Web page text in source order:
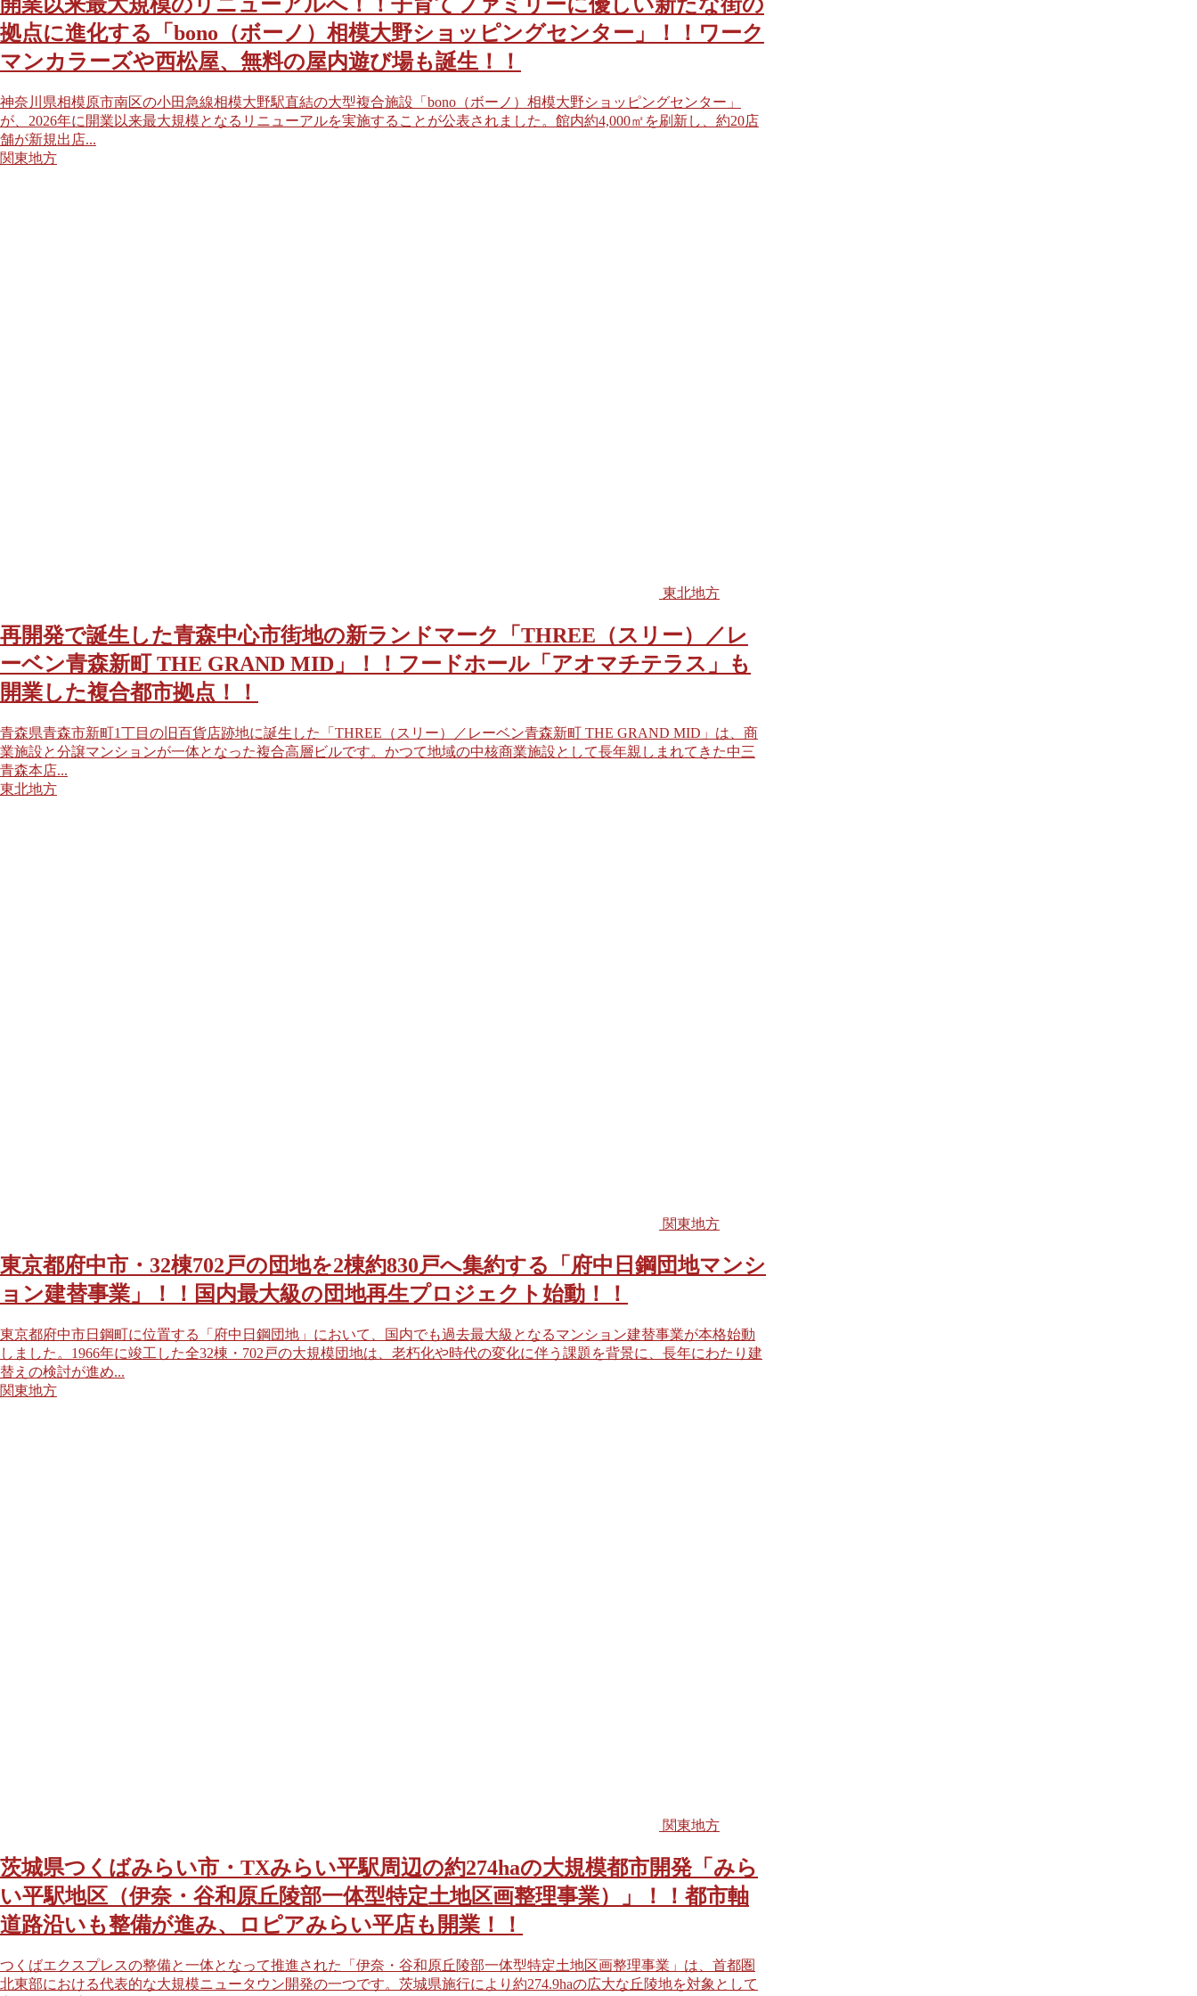
拠点に進化する「bono（ボーノ）相模大野ショッピングセンター」！！ワーク
マンカラーズや西松屋、無料の屋内遊び場も誕生！！
神奈川県相模原市南区の小田急線相模大野駅直結の大型複合施設「bono（ボーノ）相模大野ショッピングセンター」
が、2026年に開業以来最大規模となるリニューアルを実施することが公表されました。館内約4,000㎡を刷新し、約20店
舗が新規出店...
関東地方
東北地方
再開発で誕生した青森中心市街地の新ランドマーク「THREE（スリー）／レ
ーベン青森新町 THE GRAND MID」！！フードホール「アオマチテラス」も
開業した複合都市拠点！！
青森県青森市新町1丁目の旧百貨店跡地に誕生した「THREE（スリー）／レーベン青森新町 THE GRAND MID」は、商
業施設と分譲マンションが一体となった複合高層ビルです。かつて地域の中核商業施設として長年親しまれてきた中三
青森本店...
東北地方
関東地方
東京都府中市・32棟702戸の団地を2棟約830戸へ集約する「府中日鋼団地マンシ
ョン建替事業」！！国内最大級の団地再生プロジェクト始動！！
東京都府中市日鋼町に位置する「府中日鋼団地」において、国内でも過去最大級となるマンション建替事業が本格始動
しました。1966年に竣工した全32棟・702戸の大規模団地は、老朽化や時代の変化に伴う課題を背景に、長年にわたり建
替えの検討が進め...
関東地方
関東地方
茨城県つくばみらい市・TXみらい平駅周辺の約274haの大規模都市開発「みら
い平駅地区（伊奈・谷和原丘陵部一体型特定土地区画整理事業）」！！都市軸
道路沿いも整備が進み、ロピアみらい平店も開業！！
つくばエクスプレスの整備と一体となって推進された「伊奈・谷和原丘陵部一体型特定土地区画整理事業」は、首都圏
北東部における代表的な大規模ニュータウン開発の一つです。茨城県施行により約274.9haの広大な丘陵地を対象として